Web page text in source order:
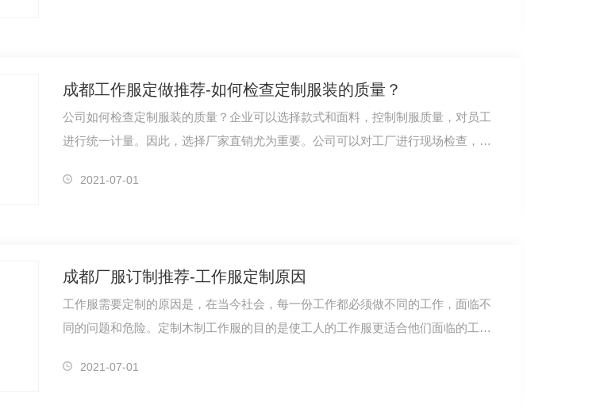
行政客服冬装羽绒服1185S（男） 行政客服冬装短款ZY018
成都工作服定做推荐-如何检查定制服装的质量？
公司如何检查定制服装的质量？企业可以选择款式和面料，控制制服质量，对员工
进行统一计量。因此，选择厂家直销尤为重要。公司可以对工厂进行现场检查，监
2021-07-01
成都厂服订制推荐-工作服定制原因
工作服需要定制的原因是，在当今社会，每一份工作都必须做不同的工作，面临不
同的问题和危险。定制木制工作服的目的是使工人的工作服更适合他们面临的工作
2021-07-01